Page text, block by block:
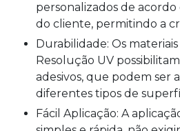
personalizados de
do cliente, permitindo a
Durabilidade: Os materiais utilizados pela
Resolução UV
adesivos, que podem ser
diferentes tipos de
Fácil Aplicação: A aplicação dos adesivos é